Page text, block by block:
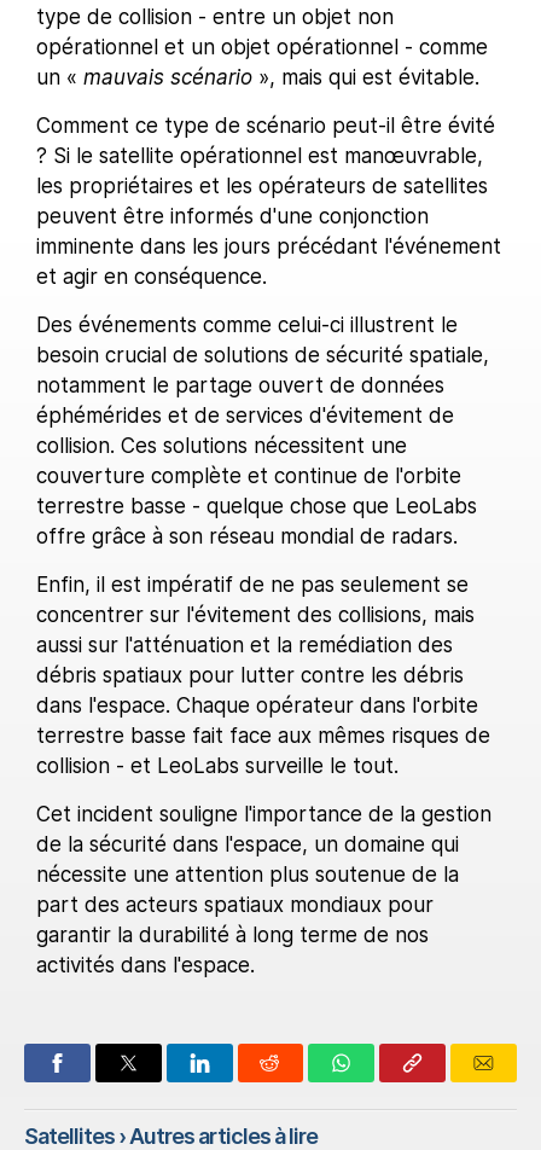
type de collision - entre un objet non
opérationnel et un objet opérationnel - comme
un « mauvais scénario », mais qui est évitable.
Comment ce type de scénario peut-il être évité
? Si le satellite opérationnel est manœuvrable,
les propriétaires et les opérateurs de satellites
peuvent être informés d'une conjonction
imminente dans les jours précédant l'événement
et agir en conséquence.
Des événements comme celui-ci illustrent le
besoin crucial de solutions de sécurité spatiale,
notamment le partage ouvert de données
éphémérides et de services d'évitement de
collision. Ces solutions nécessitent une
couverture complète et continue de l'orbite
terrestre basse - quelque chose que LeoLabs
offre grâce à son réseau mondial de radars.
Enfin, il est impératif de ne pas seulement se
concentrer sur l'évitement des collisions, mais
aussi sur l'atténuation et la remédiation des
débris spatiaux pour lutter contre les débris
dans l'espace. Chaque opérateur dans l'orbite
terrestre basse fait face aux mêmes risques de
collision - et LeoLabs surveille le tout.
Cet incident souligne l'importance de la gestion
de la sécurité dans l'espace, un domaine qui
nécessite une attention plus soutenue de la
part des acteurs spatiaux mondiaux pour
garantir la durabilité à long terme de nos
activités dans l'espace.
Satellites› Autres articles à lire